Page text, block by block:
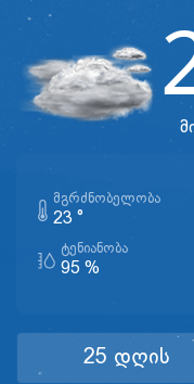
ᲛᲒᲠᲫᲜᲝᲑᲔᲚᲝᲑᲐ
23 °
ᲢᲔᲜᲘᲐᲜᲝᲑᲐ
95 %
25 დღის